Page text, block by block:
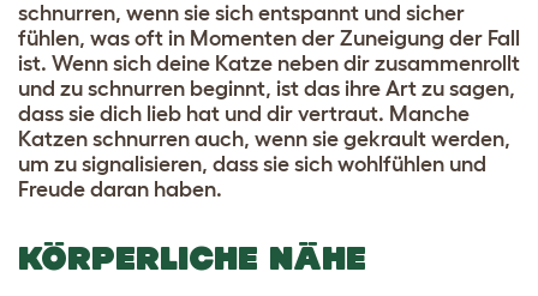
schnurren, wenn sie sich entspannt und sicher
fühlen, was oft in Momenten der Zuneigung der Fall
ist. Wenn sich deine Katze neben dir zusammenrollt
und zu schnurren beginnt, ist das ihre Art zu sagen,
dass sie dich lieb hat und dir vertraut. Manche
Katzen schnurren auch, wenn sie gekrault werden,
um zu signalisieren, dass sie sich wohlfühlen und
Freude daran haben.
KÖRPERLICHE NÄHE